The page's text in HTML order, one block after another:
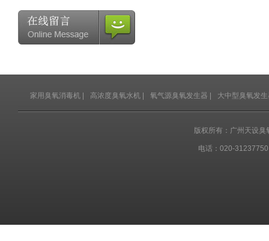
家用臭氧消毒机 高浓度臭氧水机 氧气源臭氧发生器 大中型臭氧发
版权所有：广州天设
电话：020-